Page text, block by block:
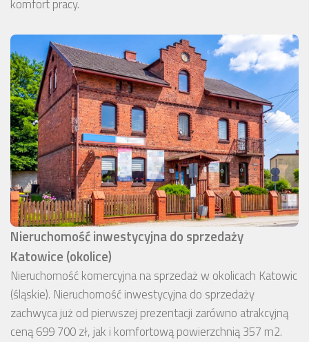
komfort pracy.
Nieruchomość inwestycyjna do sprzedaży
Katowice (okolice)
Nieruchomość komercyjna na sprzedaż w okolicach Katowic
(śląskie). Nieruchomość inwestycyjna do sprzedaży
zachwyca już od pierwszej prezentacji zarówno atrakcyjną
ceną 699 700 zł, jak i komfortową powierzchnią 357 m2.